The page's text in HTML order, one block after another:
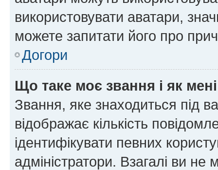
використовувати аватари,
можете запитати його про
Догори
Що таке моє звання і як
Звання, яке знаходиться під
відображає кількість
ідентифікувати певних
адміністратори. Взагалі ви